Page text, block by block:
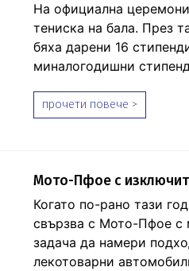
На официална
тениска на бала. През
бяха дарени 16
миналогодишни
прочети повече >
Мото-Пфое с
Когато по-рано тази
свързва с Мото-Пфое с
задача да намери
лекотоварни